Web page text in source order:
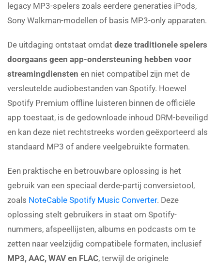
legacy MP3-spelers zoals eerdere generaties iPods,
Sony Walkman-modellen of basis MP3-only apparaten.
De uitdaging ontstaat omdat deze traditionele spelers
doorgaans geen app-ondersteuning hebben voor
streamingdiensten en niet compatibel zijn met de
versleutelde audiobestanden van Spotify. Hoewel
Spotify Premium offline luisteren binnen de officiële
app toestaat, is de gedownloade inhoud DRM-beveiligd
en kan deze niet rechtstreeks worden geëxporteerd als
standaard MP3 of andere veelgebruikte formaten.
Een praktische en betrouwbare oplossing is het
gebruik van een speciaal derde-partij conversietool,
zoals NoteCable Spotify Music Converter. Deze
oplossing stelt gebruikers in staat om Spotify-
nummers, afspeellijsten, albums en podcasts om te
zetten naar veelzijdig compatibele formaten, inclusief
MP3, AAC, WAV en FLAC, terwijl de originele